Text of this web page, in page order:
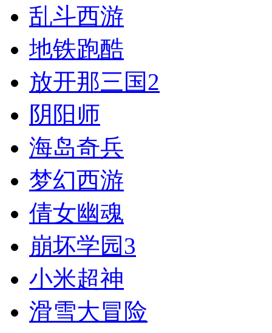
乱斗西游
地铁跑酷
放开那三国2
阴阳师
海岛奇兵
梦幻西游
倩女幽魂
崩坏学园3
小米超神
滑雪大冒险